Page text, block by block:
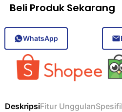
Beli Produk Sekarang
WhatsApp
DeskripsiFitur Unggulan